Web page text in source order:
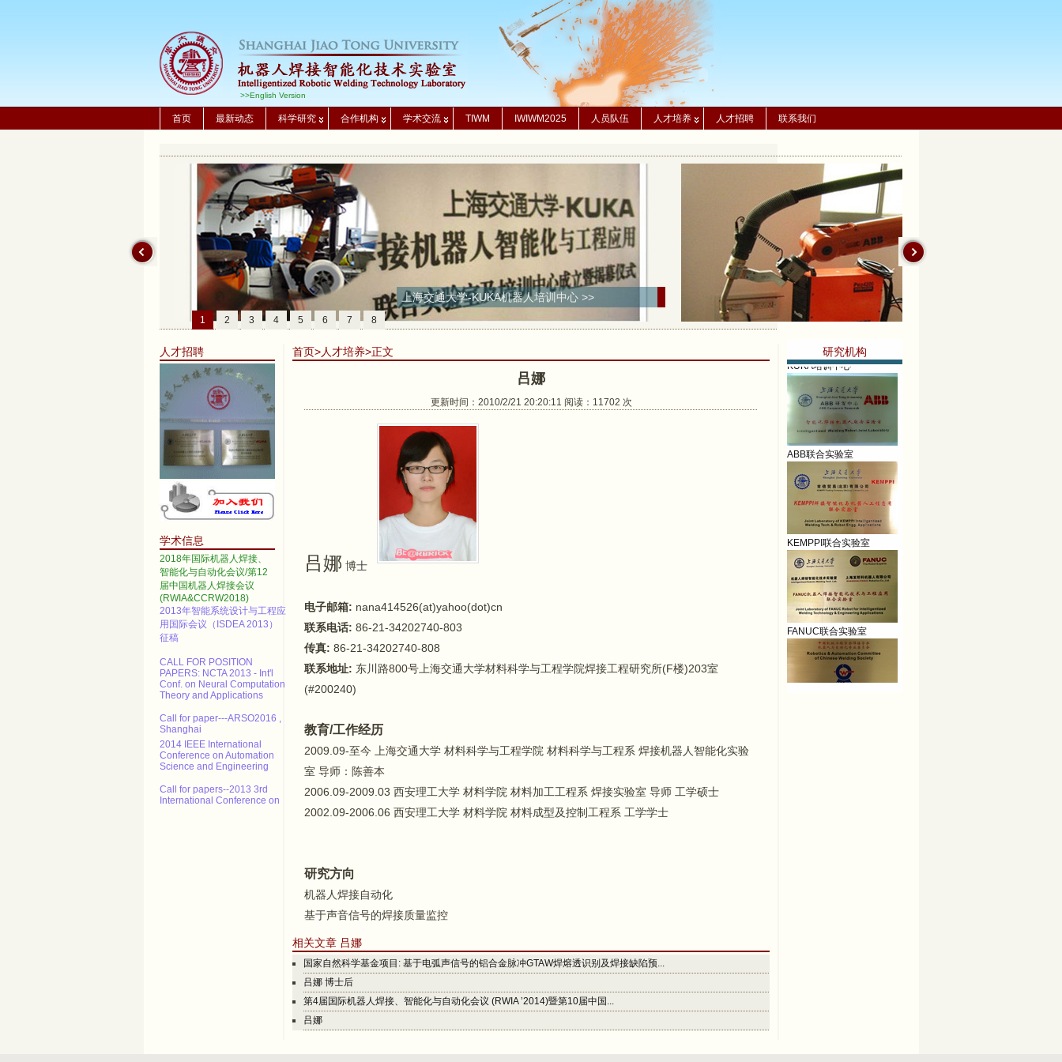
>>English Version
首页 最新动态 科学研究 合作机构 学术交流 TIWM IWIWM2025 人员队伍 人才培养 人才招聘 联系我们
上海交通大学-KUKA机器人培训中心 >>
1 2 3 4 5 6 7 8
人才招聘
学术信息
2018年国际机器人焊接、
智能化与自动化会议/第12
届中国机器人焊接会议
(RWIA&CCRW2018)
2014 IEEE International
Science and Engineering
Call for papers--2013 3rd
International Conference on
Information Technology
Processing (AMITP 2013)
ICMSE Call for paper（EI）
2013年智能系统设计与工程应
用国际会议（ISDEA 2013）
征稿
PAPERS: NCTA 2013 - Int'l
Conf. on Neural Computation
Theory and Applications
Shanghai
2014 IEEE International
Conference on Automation
Science and Engineering
International Conference on
Advanced Materials and
首页>人才培养>正文
吕娜
更新时间：2010/2/21 20:20:11 阅读：11702 次
吕娜 博士
电子邮箱: nana414526(at)yahoo(dot)cn
联系电话: 86-21-34202740-803
传真: 86-21-34202740-808
联系地址: 东川路800号上海交通大学材料科学与工程学院焊接工程研究所(F楼)203室
(#200240)
教育/工作经历
2009.09-至今 上海交通大学 材料科学与工程学院 材料科学与工程系 焊接机器人智能化实验
室导师：陈善本
2006.09-2009.03 西安理工大学 材料学院 材料加工工程系 焊接实验室 导师 工学硕士
2002.09-2006.06 西安理工大学 材料学院 材料成型及控制工程系 工学学士
研究方向
机器人焊接自动化
基于声音信号的焊接质量监控
相关文章 吕娜
国家自然科学基金项目: 基于电弧声信号的铝合金脉冲GTAW焊熔透识别及焊接缺陷预...
吕娜 博士后
第4届国际机器人焊接、智能化与自动化会议 (RWIA ’2014)暨第10届中国...
吕娜
研究机构
棕橙智造(上海)机器人有限
KUKA联合实验室
KUKA培训中心
KEMPPI联合实验室
FANUC联合实验室